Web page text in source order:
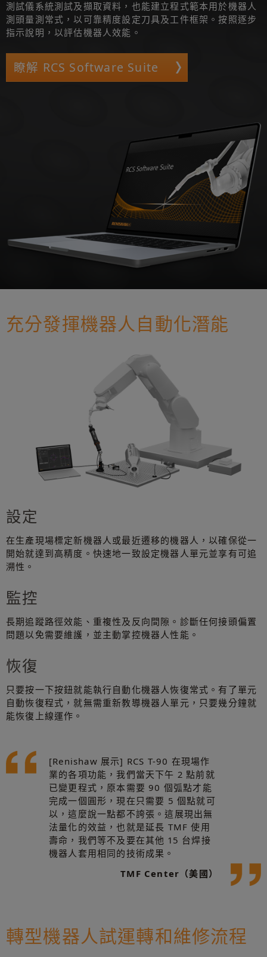
測試儀系統測試及擷取資料，也能建立程式範本用於機器人
測頭量測常式，以可靠精度設定刀具及工件框架。按照逐步
指示說明，以評估機器人效能。
瞭解 RCS Software Suite
充分發揮機器人自動化潛能
設定
在生產現場標定新機器人或最近遷移的機器人，以確保從一
開始就達到高精度。快速地一致設定機器人單元並享有可追
溯性。
監控
長期追蹤路徑效能、重複性及反向間隙。診斷任何接頭偏置
問題以免需要維護，並主動掌控機器人性能。
恢復
只要按一下按鈕就能執行自動化機器人恢復常式。有了單元
自動恢復程式，就無需重新教導機器人單元，只要幾分鐘就
能恢復上線運作。
[Renishaw 展示] RCS T-90 在現場作
業的各項功能，我們當天下午 2 點前就
已變更程式，原本需要 90 個弧點才能
完成一個圓形，現在只需要 5 個點就可
以，這麼說一點都不誇張。這展現出無
法量化的效益，也就是延長 TMF 使用
壽命，我們等不及要在其他 15 台焊接
機器人套用相同的技術成果。
TMF Center（美國）
轉型機器人試運轉和維修流程